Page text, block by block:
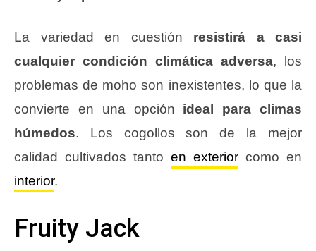
La variedad en cuestión resistirá a casi
cualquier condición climática adversa, los
problemas de moho son inexistentes, lo que la
convierte en una opción ideal para climas
húmedos. Los cogollos son de la mejor
calidad cultivados tanto en exterior como en
interior.
Fruity Jack